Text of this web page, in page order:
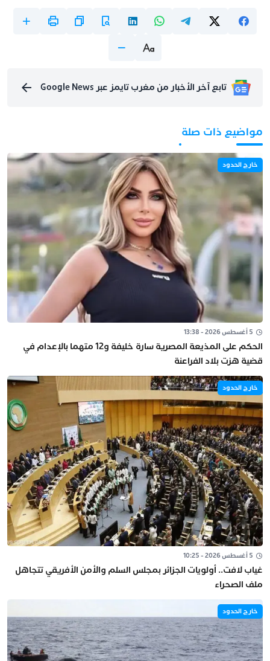
تابع آخر الأخبار من مغرب تايمز عبر Google News
مواضيع ذات صلة
خارج الحدود
5 أغسطس 2026 - 13:38
الحكم على المذيعة المصرية سارة خليفة و12 متهما بالإعدام في
قضية هزت بلاد الفراعنة
خارج الحدود
5 أغسطس 2026 - 10:25
غياب لافت.. أولويات الجزائر بمجلس السلم والأمن الأفريقي تتجاهل
ملف الصحراء
خارج الحدود